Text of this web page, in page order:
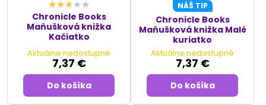
Chronicle Books
Maňušková knižka
Kačiatko
Aktuálne nedostupné
7,37 €
Do košíka
NÁŠ TIP
Chronicle Books
Maňušková knižka Malé
kuriatko
Aktuálne nedostupné
7,37 €
Do košíka